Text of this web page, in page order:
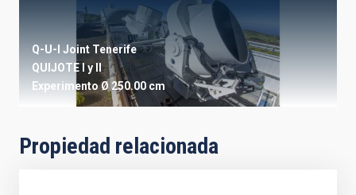
Q-U-I Joint Tenerife
QUIJOTE I y II
ExperimentoØ 250.00 cm
Propiedad relacionada